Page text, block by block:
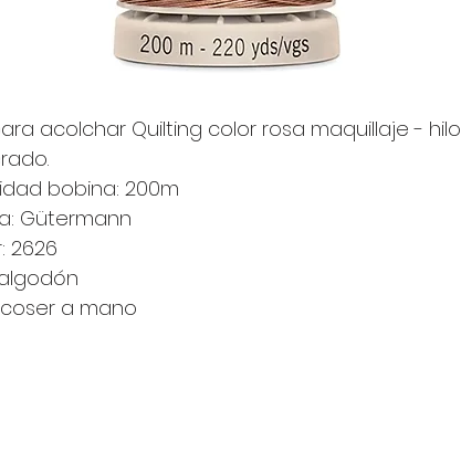
acolchar Quilting color rosa maquillaje - hilo
bobina: 200m
Gütermann
2626
algodón
a mano